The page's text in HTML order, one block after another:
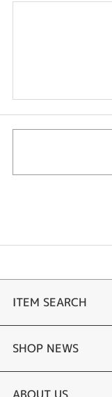
ITEM SEARCH
あこや真珠
黒蝶真珠
SHOP NEWS
個性溢れる色石の魅力